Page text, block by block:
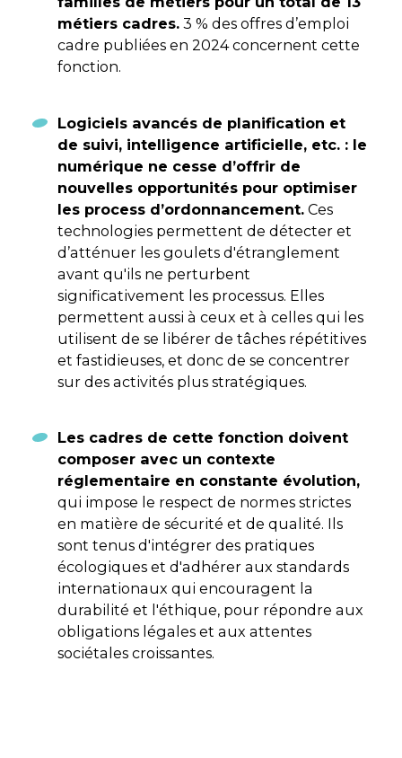
métiers cadres.3 % des offres d’emploi
cadre publiées en 2024 concernent cette
fonction.
Logiciels avancés de planification et
de suivi, intelligence artificielle, etc. : le
numérique ne cesse d’offrir de
nouvelles opportunités pour optimiser
les process d’ordonnancement.Ces
technologies permettent de détecter et
d’atténuer les goulets d'étranglement
avant qu'ils ne perturbent
significativement les processus. Elles
permettent aussi à ceux et à celles qui les
utilisent de se libérer de tâches répétitives
et fastidieuses, et donc de se concentrer
sur des activités plus stratégiques.
Les cadres de cette fonction doivent
composer avec un contexte
réglementaire en constante évolution,
qui impose le respect de normes strictes
en matière de sécurité et de qualité. Ils
sont tenus d'intégrer des pratiques
écologiques et d'adhérer aux standards
internationaux qui encouragent la
durabilité et l'éthique, pour répondre aux
obligations légales et aux attentes
sociétales croissantes.